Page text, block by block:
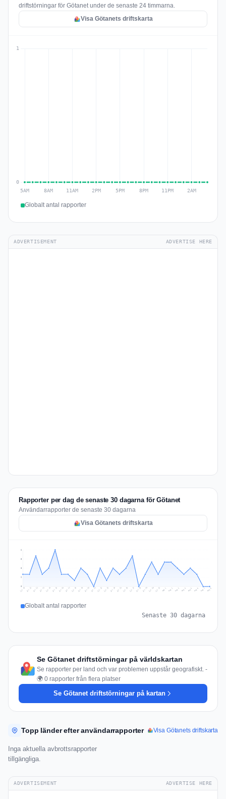
driftstörningar för Götanet under de senaste 24 timmarna.
Visa Götanets driftskarta
Globalt antal rapporter
ADVERTISEMENT ADVERTISE HERE
Rapporter per dag de senaste 30 dagarna för Götanet
Användarrapporter de senaste 30 dagarna
Visa Götanets driftskarta
2
3
5
6
Jul 10 Jul 11 Jul 12 Jul 13 Jul 14 Jul 15 Jul 16 Jul 17 Jul 18 Jul 19 Jul 20 Jul 21 Jul 22 Jul 23 Jul 24 Jul 25 Jul 26 Jul 27 Jul 28 Jul 29 Jul 30 Jul 31 Aug 1 Aug 2 Aug 3 Aug 4 Aug 5 Aug 6 Aug 7 Aug 8
Globalt antal rapporter
Senaste 30 dagarna
Se Götanet driftstörningar på världskartan
Se rapporter per land och var problemen uppstår geografiskt. -
🌍 0 rapporter från flera platser
Se Götanet driftstörningar på kartan
Topp länder efter användarrapporter Visa Götanets driftskarta
Inga aktuella avbrottsrapporter
tillgängliga.
ADVERTISEMENT ADVERTISE HERE